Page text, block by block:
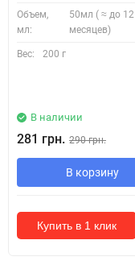
Объем,
мл:
50мл ( ≈ до 12
месяцев)
Вес: 200 г
В наличии
281 грн. 290 грн.
В корзину
Купить в 1 клик